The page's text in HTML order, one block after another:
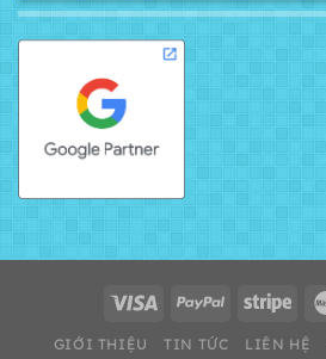
GIỚI THIỆU TIN TỨC LIÊN HỆ